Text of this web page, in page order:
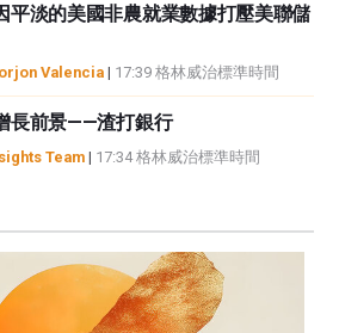
平淡的美國非農就業數據打壓美聯儲
Valencia | 17:39 格林威治標準時間
長前景——渣打銀行
Team | 17:34 格林威治標準時間